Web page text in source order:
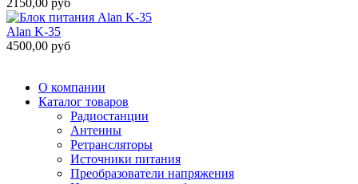
2150,00 руб
Alan K-35
4500,00 руб
О компании
Каталог товаров
Радиостанции
Антенны
Ретрансляторы
Источники питания
Преобразователи напряжения